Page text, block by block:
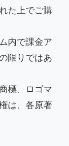
た上でご購
内で課金ア
限りではあ
標、ロゴマ
は、各原著